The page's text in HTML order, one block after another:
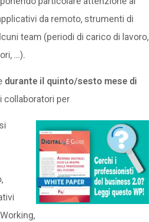
da remoto, strumenti di
team (periodi di carico di lavoro,
…).
durante il quinto/sesto mese di
collaboratori per